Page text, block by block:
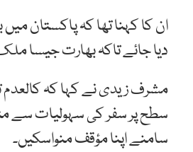
ان کا کہنا تھا کہ پاکستان
دیا جائے تاکہ بھارت جیسا
مشرف زیدی نے کہا کہ
سطح پر سفر کی سہولیات سے
سامنے اپنا مؤقف منواسکیں۔